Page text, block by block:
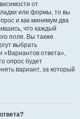
от
или формы, то вы
и как минимум два
что каждый
поля. Вы также
выбрать
«Вариантов ответа»,
опрос будет
вариант, за который